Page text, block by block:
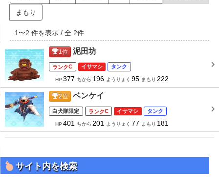
まもり
1 〜2 件を表示 / 全 2件
1位 泥田坊
C イサマシ タンク
HP377 ちから 196 ようりょく 95 まもり 222
2位 ベンケイ
白犬隊限定 C イサマシ タンク
HP401 ちから 201 ようりょく 77 まもり 181
サイト内を検索